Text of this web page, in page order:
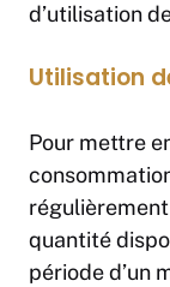
d’utilisation
Utilisation
Pour mettre
quantité
période d’un